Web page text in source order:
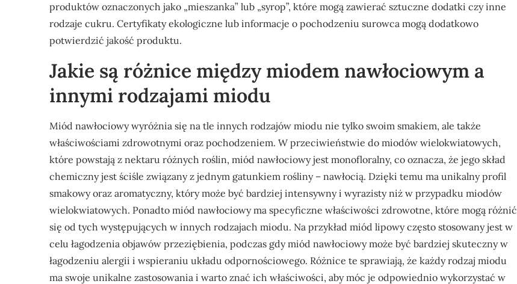
produktów oznaczonych jako „mieszanka” lub „syrop”, które mogą zawierać sztuczne dodatki czy inne
rodzaje cukru. Certyfikaty ekologiczne lub informacje o pochodzeniu surowca mogą dodatkowo
potwierdzić jakość produktu.
Jakie są różnice między miodem nawłociowym a
innymi rodzajami miodu
Miód nawłociowy wyróżnia się na tle innych rodzajów miodu nie tylko swoim smakiem, ale także
właściwościami zdrowotnymi oraz pochodzeniem. W przeciwieństwie do miodów wielokwiatowych,
które powstają z nektaru różnych roślin, miód nawłociowy jest monofloralny, co oznacza, że jego skład
chemiczny jest ściśle związany z jednym gatunkiem rośliny – nawłocią. Dzięki temu ma unikalny profil
smakowy oraz aromatyczny, który może być bardziej intensywny i wyrazisty niż w przypadku miodów
wielokwiatowych. Ponadto miód nawłociowy ma specyficzne właściwości zdrowotne, które mogą różnić
się od tych występujących w innych rodzajach miodu. Na przykład miód lipowy często stosowany jest w
celu łagodzenia objawów przeziębienia, podczas gdy miód nawłociowy może być bardziej skuteczny w
łagodzeniu alergii i wspieraniu układu odpornościowego. Różnice te sprawiają, że każdy rodzaj miodu
ma swoje unikalne zastosowania i warto znać ich właściwości, aby móc je odpowiednio wykorzystać w